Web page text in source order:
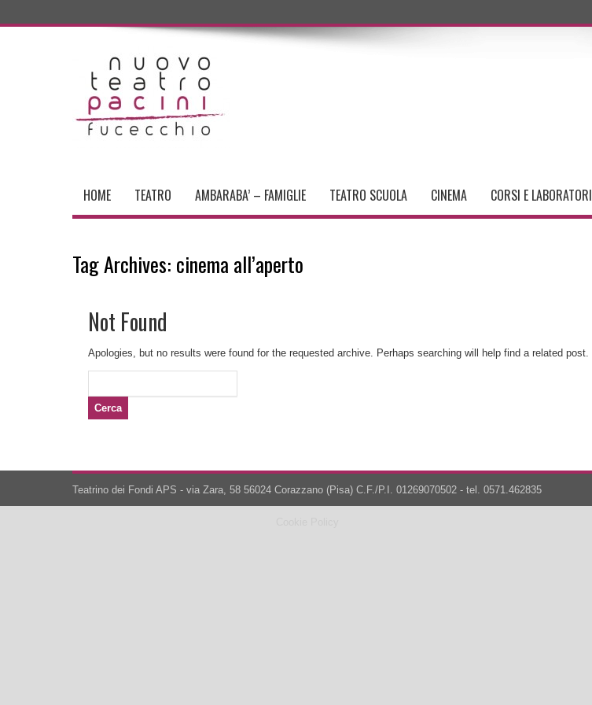
HOME TEATRO AMBARABA’ – FAMIGLIE TEATRO SCUOLA CINEMA CORSI E LABORATORI
Tag Archives: cinema all’aperto
Not Found
Apologies, but no results were found for the requested archive. Perhaps searching will help find a related post.
Teatrino dei Fondi APS - via Zara, 58 56024 Corazzano (Pisa) C.F./P.I. 01269070502 - tel. 0571.462835